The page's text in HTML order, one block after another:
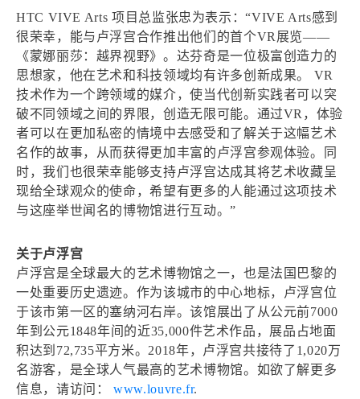
HTC VIVE Arts 项目总监张忠为表示：“VIVE Arts感到
很荣幸，能与卢浮宫合作推出他们的首个VR展览——
《蒙娜丽莎：越界视野》。达芬奇是一位极富创造力的
思想家，他在艺术和科技领域均有许多创新成果。 VR
技术作为一个跨领域的媒介，使当代创新实践者可以突
破不同领域之间的界限，创造无限可能。通过VR，体验
者可以在更加私密的情境中去感受和了解关于这幅艺术
名作的故事，从而获得更加丰富的卢浮宫参观体验。同
时，我们也很荣幸能够支持卢浮宫达成其将艺术收藏呈
现给全球观众的使命，希望有更多的人能通过这项技术
与这座举世闻名的博物馆进行互动。”
关于卢浮宫
卢浮宫是全球最大的艺术博物馆之一，也是法国巴黎的
一处重要历史遗迹。作为该城市的中心地标，卢浮宫位
于该市第一区的塞纳河右岸。该馆展出了从公元前7000
年到公元1848年间的近35,000件艺术作品，展品占地面
积达到72,735平方米。2018年，卢浮宫共接待了1,020万
名游客，是全球人气最高的艺术博物馆。如欲了解更多
信息，请访问：
www.louvre.fr.